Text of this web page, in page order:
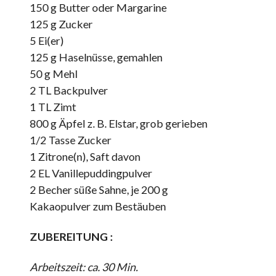
150 g Butter oder Margarine
125 g Zucker
5 Ei(er)
125 g Haselnüsse, gemahlen
50 g Mehl
2 TL Backpulver
1 TL Zimt
800 g Äpfel z. B. Elstar, grob gerieben
1/2 Tasse Zucker
1 Zitrone(n), Saft davon
2 EL Vanillepuddingpulver
2 Becher süße Sahne, je 200 g
Kakaopulver zum Bestäuben
ZUBEREITUNG :
Arbeitszeit: ca. 30 Min.